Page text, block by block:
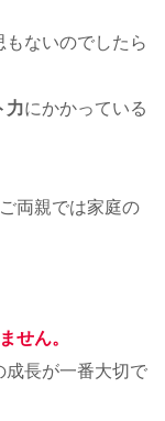
ないのでしたら
力にかかっている
両親では家庭の
せん。
成長が一番大切で